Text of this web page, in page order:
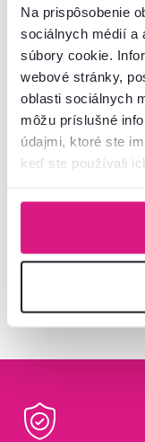
Na prispôsobenie
sociálnych médií a
súbory cookie.
webové stránky,
oblasti sociálnych
môžu príslušné
údajmi, ktoré ste
keď ste používali
4,8 6
Plechový záhradný
náradie, antracitová,
m, GABKO
789 €
699 €
2 Farba - detailná